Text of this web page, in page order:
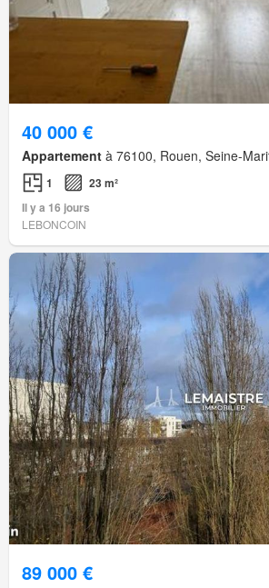
40 000 €
Appartement à 76100, Rouen, Seine-
1
23 m²
Il y a 16 jours
LEBONCOIN
89 000 €